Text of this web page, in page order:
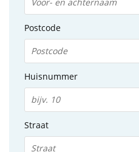
Postcode
Huisnummer
Straat